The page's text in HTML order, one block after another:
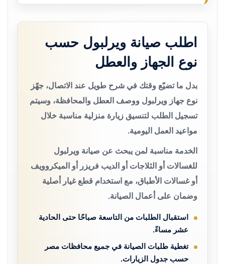
اطلب صيانة ويرلبول حسب
نوع الجهاز والعطل
بدل ما تضيّع وقتك في شرح طويل عند الاتصال، جهّز
نوع جهاز ويرلبول ووصف العطل والمحافظة، وسيتم
تسجيل الطلب لتنسيق زيارة منزلية مناسبة خلال
مواعيد العمل اليومية.
الخدمة مناسبة لمن يبحث عن صيانة ويرلبول
للغسالات أو الثلاجات أو الديب فريزر أو الميكروويف
أو غسالات الأطباق، مع استخدام قطع غيار أصلية
وضمان على أعمال الصيانة.
استقبال الطلبات من التاسعة صباحًا حتى الحادية
عشر مساءً.
تغطية طلبات الصيانة في جميع محافظات مصر
حسب جدول الزيارات.